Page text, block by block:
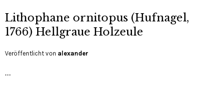
Lithophane ornitopus (Hufnagel,
1766) Hellgraue Holzeule
Veröffentlicht von alexander
…